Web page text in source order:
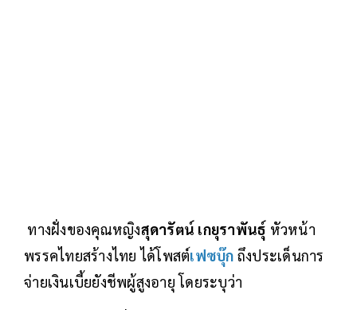
ทางฝั่งของคุณหญิงสุดารัตน์ เกยุราพันธุ์ หัวหน้า
พรรคไทยสร้างไทย ได้โพสต์เฟซบุ๊ก ถึงประเด็นการ
จ่ายเงินเบี้ยยังชีพผู้สูงอายุ โดยระบุว่า